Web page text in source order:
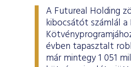
A Futureal Holding
kibocsátót számlál a
évben tapasztalt
már mintegy 1 051